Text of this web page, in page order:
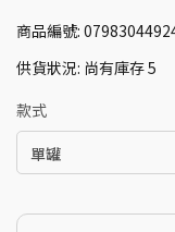
商品編號:
供貨狀況: 尚有庫存 5
款式
單罐